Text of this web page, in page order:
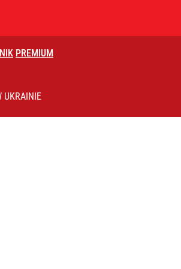
PREMIUM
Obajtka grozi po 25 lat więzienia
UKRAINIE